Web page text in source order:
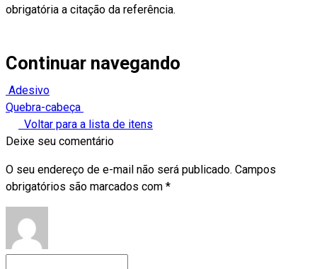
obrigatória a citação da referência.
Continuar navegando
Adesivo
Quebra-cabeça
Voltar para a lista de itens
Deixe seu comentário
O seu endereço de e-mail não será publicado. Campos
obrigatórios são marcados com *